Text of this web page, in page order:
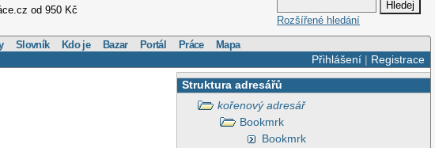
od 950 Kč
Rozšířené hledání
Slovník Kdo je Bazar Portál Práce Mapa
Přihlášení| Registrace
Struktura adresářů
kořenový adresář
Bookmrk
Bookmrk